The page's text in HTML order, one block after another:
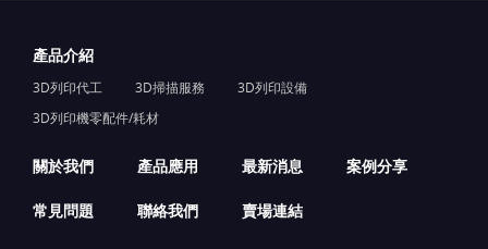
產品介紹
3D列印代工 3D掃描服務
3D列印設備
3D列印機零配件/耗材
關於我們 產品應用 最新消息 案例分享
常見問題 聯絡我們 賣場連結